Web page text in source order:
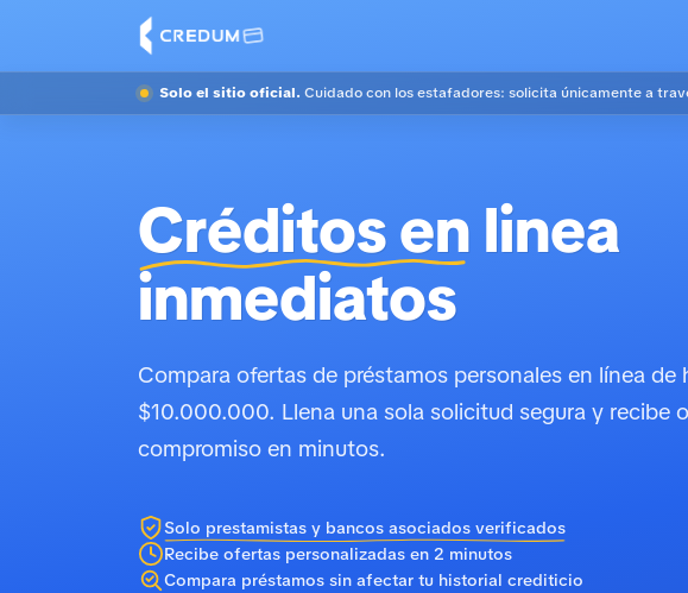
Solo el sitio oficial. Cuidado con los estafadores: solicita únicamente a
Créditos en linea
inmediatos
Compara ofertas de préstamos personales en línea de
$10.000.000. Llena una sola solicitud segura y recibe
compromiso en minutos.
Solo prestamistas y bancos asociados verificados
Recibe ofertas personalizadas en 2 minutos
Compara préstamos sin afectar tu historial crediticio